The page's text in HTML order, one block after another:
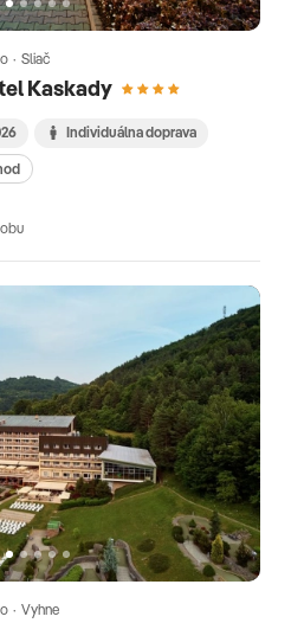
Kaskady
· Sliač
Individuálna doprava
· Vyhne